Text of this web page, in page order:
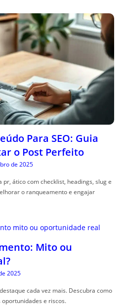
Para SEO: Guia
o Post Perfeito
de 2025
ático com checklist, headings, slug e
o ranqueamento e engajar
Mito ou
2025
cada vez mais. Descubra como
e riscos.